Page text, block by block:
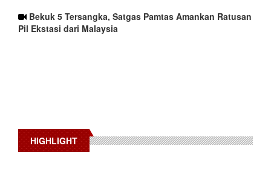
Bekuk 5 Tersangka, Satgas Pamtas Amankan Ratusan
Pil Ekstasi dari Malaysia
HIGHLIGHT